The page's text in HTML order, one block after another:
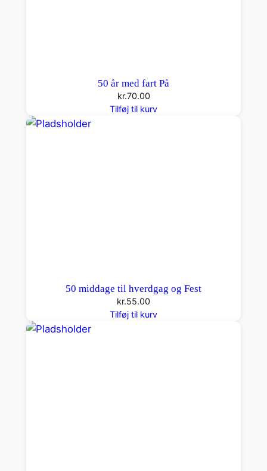
50 år med fart På
kr.70.00
Tilføj til kurv
50 middage til hverdgag og Fest
kr.55.00
Tilføj til kurv